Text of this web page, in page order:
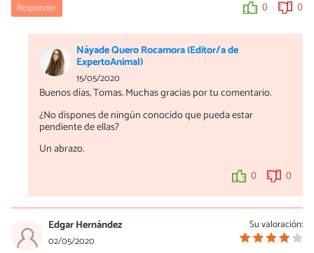
Responder 0 0
Náyade Quero Rocamora (Editor/a de
ExpertoAnimal)
15/05/2020
Buenos días, Tomas. Muchas gracias por tu comentario.
¿No dispones de ningún conocido que pueda estar
pendiente de ellas?
Un abrazo.
0 0
Su valoración:
Edgar Hernández
02/05/2020